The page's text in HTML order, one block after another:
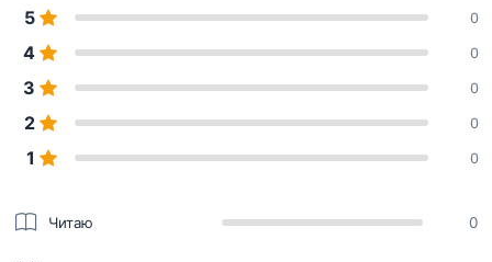
5 0
4 0
3 0
2 0
1 0
Читаю 0